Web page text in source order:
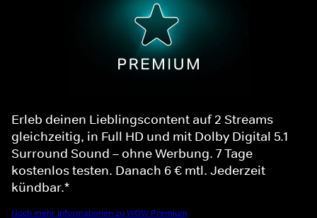
Erleb deinen Lieblingscontent auf 2 Streams
gleichzeitig, in Full HD und mit Dolby Digital 5.1
Surround Sound – ohne Werbung. 7 Tage
kostenlos testen. Danach 6 € mtl. Jederzeit
kündbar.*
Noch mehr Informationen zu WOW Premium